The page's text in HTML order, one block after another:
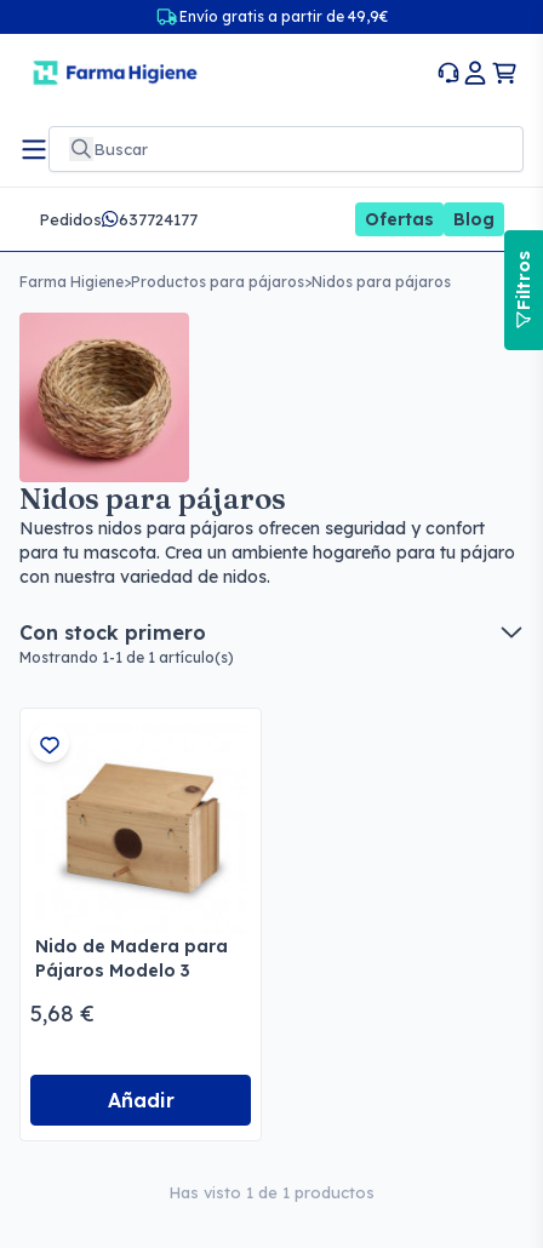
Envío gratis a partir de 49,9€
Pedidos 637724177 Ofertas Blog
Farma Higiene>Productos para pájaros>Nidos para pájaros
Nidos para pájaros
Nuestros nidos para pájaros ofrecen seguridad y confort
para tu mascota. Crea un ambiente hogareño para tu pájaro
con nuestra variedad de nidos.
Con stock primero
Mostrando 1-1 de 1 artículo(s)
Nido de Madera para
Pájaros Modelo 3
5,68 €
Añadir
Has visto 1 de 1 productos
Filtros